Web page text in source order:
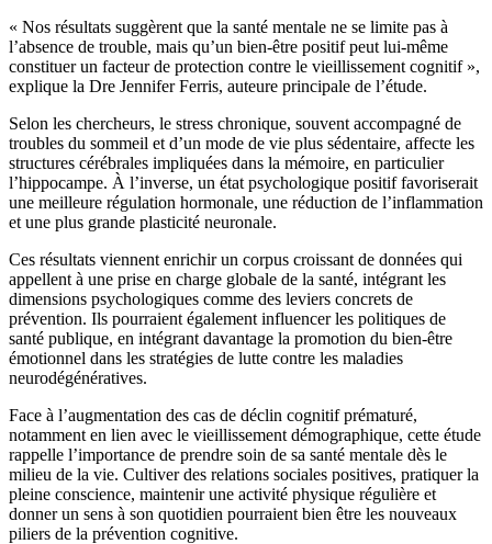
« Nos résultats suggèrent que la santé mentale ne se limite pas à
l’absence de trouble, mais qu’un bien-être positif peut lui-même
constituer un facteur de protection contre le vieillissement cognitif »,
explique la Dre Jennifer Ferris, auteure principale de l’étude.
Selon les chercheurs, le stress chronique, souvent accompagné de
troubles du sommeil et d’un mode de vie plus sédentaire, affecte les
structures cérébrales impliquées dans la mémoire, en particulier
l’hippocampe. À l’inverse, un état psychologique positif favoriserait
une meilleure régulation hormonale, une réduction de l’inflammation
et une plus grande plasticité neuronale.
Ces résultats viennent enrichir un corpus croissant de données qui
appellent à une prise en charge globale de la santé, intégrant les
dimensions psychologiques comme des leviers concrets de
prévention. Ils pourraient également influencer les politiques de
santé publique, en intégrant davantage la promotion du bien-être
émotionnel dans les stratégies de lutte contre les maladies
neurodégénératives.
Face à l’augmentation des cas de déclin cognitif prématuré,
notamment en lien avec le vieillissement démographique, cette étude
rappelle l’importance de prendre soin de sa santé mentale dès le
milieu de la vie. Cultiver des relations sociales positives, pratiquer la
pleine conscience, maintenir une activité physique régulière et
donner un sens à son quotidien pourraient bien être les nouveaux
piliers de la prévention cognitive.